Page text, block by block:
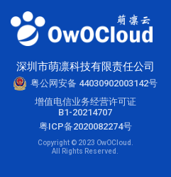
深圳市萌凛科技有限责任公司
粤公网安备 44030902003142号
增值电信业务经营许可证
B1-20214707
粤ICP备2020082274号
Copyright © 2023 OwOCloud.
All Rights Reserved.